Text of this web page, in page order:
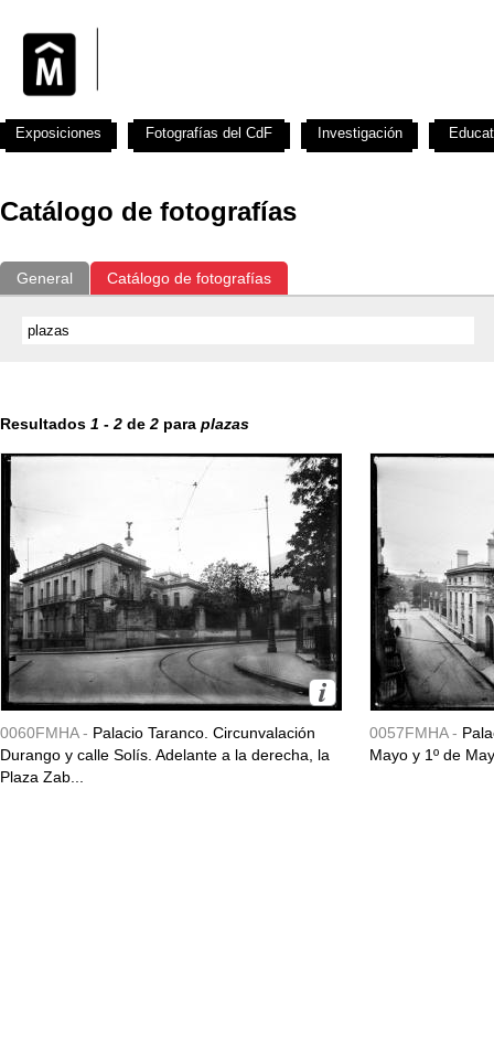
Catálogo de fotografías
General Catálogo de fotografías
Resultados 1 - 2 de 2 para plazas
0060FMHA - Palacio Taranco. Circunvalación
Durango y calle Solís. Adelante a la derecha, la
Plaza Zab...
0057FMHA -
Mayo y 1º de
Exposiciones Fotografías del CdF Investigación